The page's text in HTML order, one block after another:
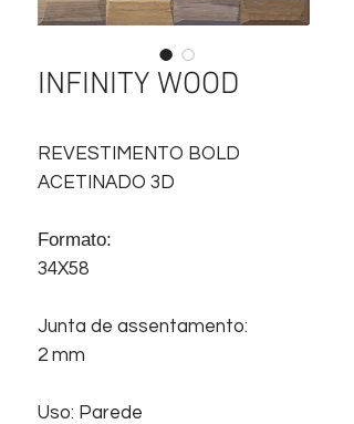
INFINITY WOOD
REVESTIMENTO BOLD
ACETINADO 3D
Formato:
34X58
Junta de assentamento:
2 mm
Uso: Parede